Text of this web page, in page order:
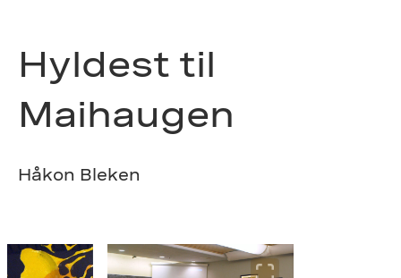
Hyldest til
Maihaugen
Håkon Bleken